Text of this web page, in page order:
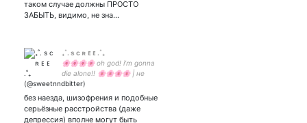
таком случае должны ПРОСТО
ЗАБЫТЬ, видимо, не зна…
₊˚. s c ʀ ᴇ ᴇ .˚₊
🌸🌸🌸🌸 oh god! i'm gonna
die alone!! 🌸🌸🌸🌸 | не
могу полноценно называть
себя радфем но моя
позиция очень близка к
нему | | it | st | ianowt | tua |
без наезда, шизофрения и подобные
серьёзные расстройства (даже
депрессия) вполне могут быть